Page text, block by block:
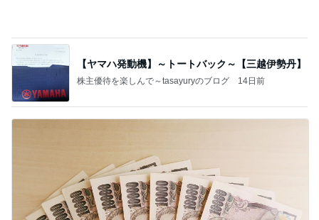
【ヤマハ発動機】～トートバック～【三越伊勢丹】
株主優待を楽しんで～tasayuryのブログ 14日前